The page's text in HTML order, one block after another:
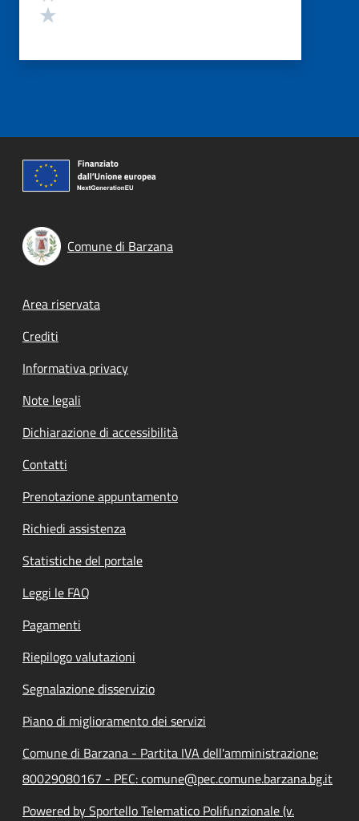
Comune di Barzana
Footer menu
Area riservata
Crediti
Informativa privacy
Note legali
Dichiarazione di accessibilità
Contatti
Prenotazione appuntamento
Richiedi assistenza
Statistiche del portale
Leggi le FAQ
Pagamenti
Riepilogo valutazioni
Segnalazione disservizio
Piano di miglioramento dei servizi
Comune di Barzana - Partita IVA dell'amministrazione:
80029080167 - PEC: comune@pec.comune.barzana.bg.it
Powered by Sportello Telematico Polifunzionale (v.